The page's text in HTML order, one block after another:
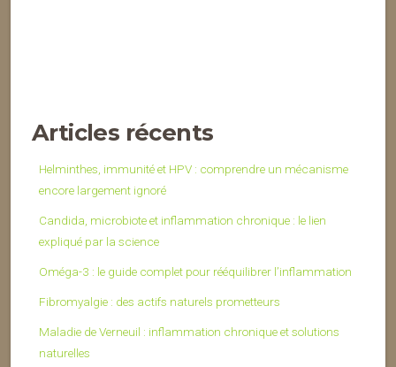
Articles récents
Helminthes, immunité et HPV : comprendre un mécanisme
encore largement ignoré
Candida, microbiote et inflammation chronique : le lien
expliqué par la science
Oméga-3 : le guide complet pour rééquilibrer l’inflammation
Fibromyalgie : des actifs naturels prometteurs
Maladie de Verneuil : inflammation chronique et solutions
naturelles